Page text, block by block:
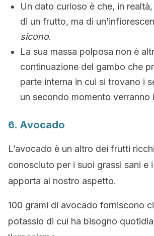
Un dato curioso è che, in
di un frutto, ma di
sicono.
La sua massa polposa non è
continuazione del gambo che
parte interna in cui si trovano i
un secondo momento verranno
6. Avocado
L’avocado è un altro dei frutti
conosciuto per i suoi grassi sani e
apporta al nostro aspetto.
100 grami di avocado forniscono
potassio di cui ha bisogno